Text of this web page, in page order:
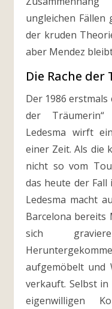
ungleichen Fällen
der kruden
aber Mendez
Die Rache
Der 1986 erstmals
der Träumerin“
Ledesma wirft
einer Zeit. Als die
nicht so vom
das heute der Fall
Ledesma macht
Barcelona bereits
sich
aufgemöbelt und
verkauft. Selbst
eigenwilligen